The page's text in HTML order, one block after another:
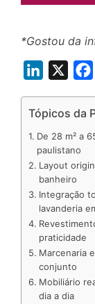
*Gostou da
n
e
d
I
n
Tópicos da
De 28 m² a
paulistano
Layout
banheiro
Integração
lavanderia
praticidade
Marcenaria
conjunto
Mobiliário
dia a dia